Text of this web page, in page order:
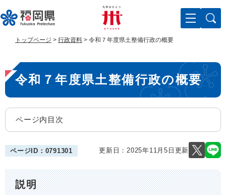
ー
ジ
で
す
ニ
ュ
ば
し
文
トップページ > 行政資料 > 令和７年度県土整備行政の概要
本
文
令和７年度県土整備行政の概要
ページ内目次
ページID：0791301 更新日：2025年11月5日更新
説明